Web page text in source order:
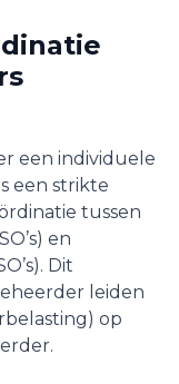
een individuele
een strikte
tussen
en
Dit
leiden
op